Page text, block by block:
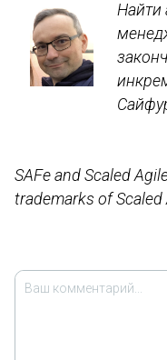
Найти
SAFe and Scaled
trademarks of Scaled